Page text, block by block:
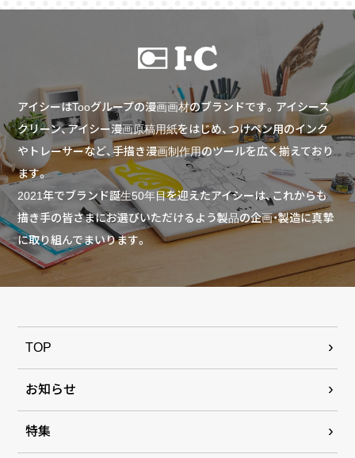
アイシーはTooグループの漫画画材のブランドです。アイシース
クリーン、アイシー漫画原稿用紙をはじめ、つけペン用のインク
やトレーサーなど、手描き漫画制作用のツールを広く揃えており
ます。
2021年でブランド誕生50年目を迎えたアイシーは、これからも
描き手の皆さまにお選びいただけるよう製品の企画・製造に真摯
に取り組んでまいります。
TOP
お知らせ
特集